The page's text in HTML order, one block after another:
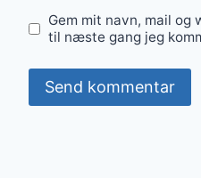
Gem mit navn, mail
til næste gang jeg